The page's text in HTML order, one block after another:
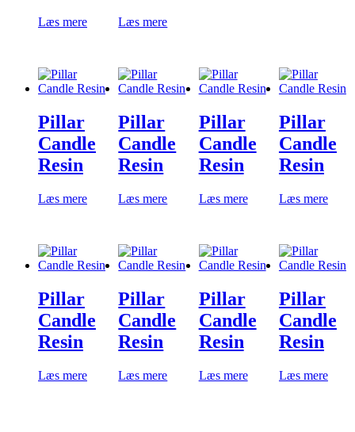
Læs mere Læs mere
Pillar
Candle
Resin
Læs mere
Pillar
Candle
Resin
Læs mere
Pillar
Candle
Resin
Læs mere
Pillar
Candle
Resin
Læs mere
Pillar
Candle
Resin
Læs mere
Pillar
Candle
Resin
Læs mere
Pillar
Candle
Resin
Læs mere
Pillar
Candle
Resin
Læs mere